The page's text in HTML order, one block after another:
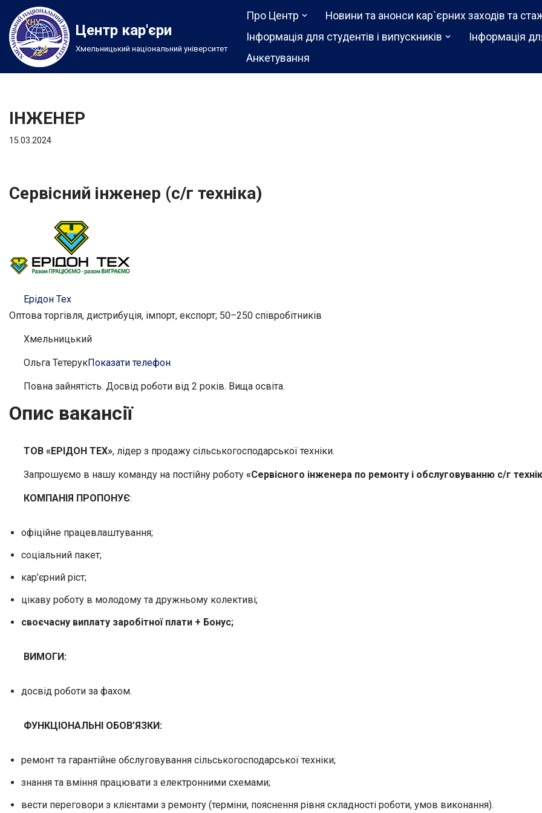
Перейти
до
вмісту
Центр кар'єри
Хмельницький національний університет
Про Центр
Новини та анонси кар`єрних заходів та
Інформація для студентів і випускників
Інформація
Анкетування
ІНЖЕНЕР
15.03.2024
Сервісний інженер (с/г техніка)
Ерідон Тех
Оптова торгівля, дистрибуція, імпорт, експорт; 50–250 співробітників
Хмельницький
Ольга ТетерукПоказати телефон
Повна зайнятість. Досвід роботи від 2 років. Вища освіта.
Опис вакансії
ТОВ «ЕРІДОН ТЕХ», лідер з продажу сільськогосподарської техніки.
Запрошуємо в нашу команду на постійну роботу «Сервісного інженера по ремонту і обслуговуванню с/г
КОМПАНІЯ ПРОПОНУЄ:
офіційне працевлаштування;
соціальний пакет;
кар’єрний ріст;
цікаву роботу в молодому та дружньому колективі;
своєчасну виплату заробітної плати + Бонус;
ВИМОГИ:
досвід роботи за фахом.
ФУНКЦІОНАЛЬНІ ОБОВ’ЯЗКИ:
ремонт та гарантійне обслуговування сільськогосподарської техніки;
знання та вміння працювати з електронними схемами;
вести переговори з клієнтами з ремонту (терміни, пояснення рівня складності роботи, умов виконання).